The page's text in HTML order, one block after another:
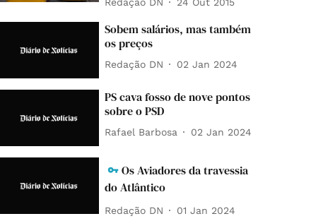
Sobem salários, mas também
os preços
Redação DN 02 Jan 2024
PS cava fosso de nove pontos
sobre o PSD
Rafael Barbosa 02 Jan 2024
Os Aviadores da travessia
do Atlântico
Redação DN 01 Jan 2024